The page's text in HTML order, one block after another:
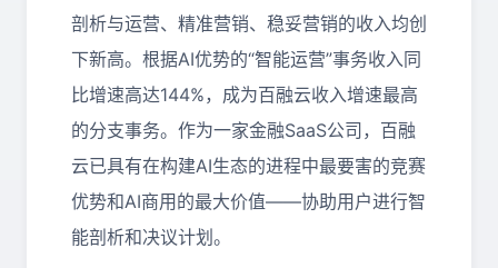
剖析与运营、精准营销、稳妥营销的收入均创
下新高。根据AI优势的“智能运营”事务收入同
比增速高达144%，成为百融云收入增速最高
的分支事务。作为一家金融SaaS公司，百融
云已具有在构建AI生态的进程中最要害的竞赛
优势和AI商用的最大价值——协助用户进行智
能剖析和决议计划。